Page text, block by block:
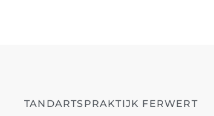
TANDARTSPRAKTIJK FERWERT